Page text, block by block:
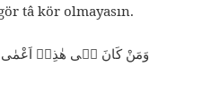
tâ kör olmayasın.
وَمَنْ كَانَ فٖى هٰذِهٖ اَعْمٰى